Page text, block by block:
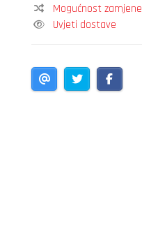
Mogućnost zamjene
Uvjeti dostave